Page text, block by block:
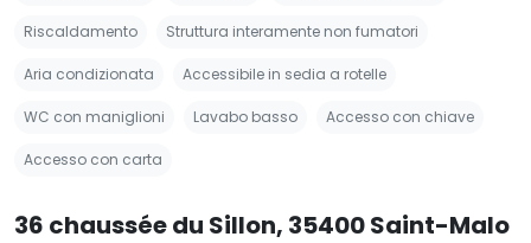
Riscaldamento Struttura interamente non fumatori
Aria condizionata Accessibile in sedia a rotelle
WC con maniglioni Lavabo basso Accesso con chiave
Accesso con carta
36 chaussée du Sillon, 35400 Saint-Malo